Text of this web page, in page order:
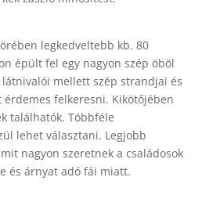
legkedveltebb kb. 80
épült fel egy nagyon szép öböl
mellett szép strandjai és
felkeresni. Kikötőjében
találhatók. Többféle
lehet választani. Legjobb
nagyon szeretnek a családosok
és árnyat adó fái miatt.